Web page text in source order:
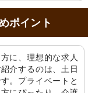
ポイント
に、理想的な求人
介するのは、土日
。プライベートと